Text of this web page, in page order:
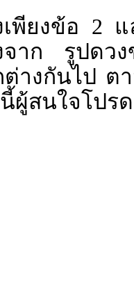
พียงข้อ 2
าก รูปดวง
างกันไป ต
ผู้สนใจโปร